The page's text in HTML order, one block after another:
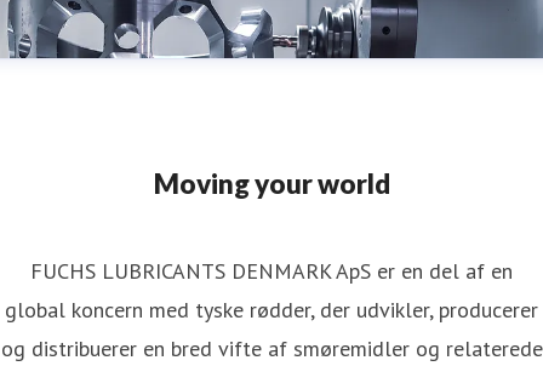
Moving your world
FUCHS LUBRICANTS DENMARK ApS er en del af en
global koncern med tyske rødder, der udvikler, producerer
og distribuerer en bred vifte af smøremidler og relaterede